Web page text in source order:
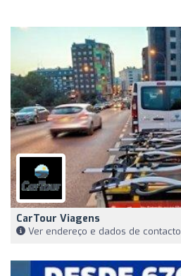
CarTour Viagens
Ver endereço e dados de contacto